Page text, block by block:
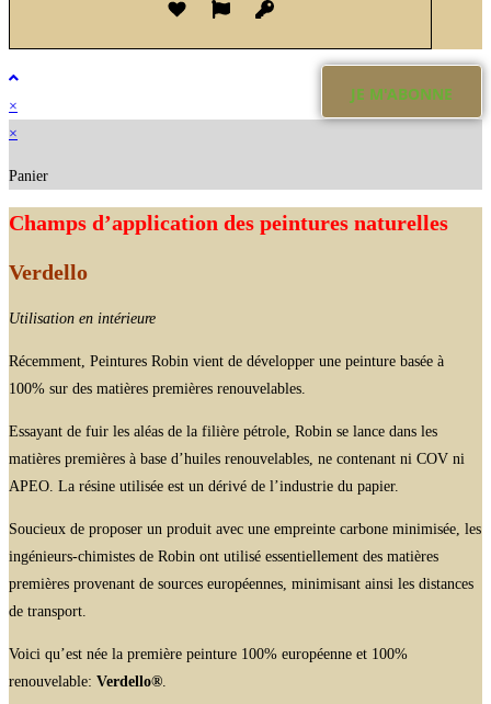
×
×
Panier
Champs d’application des peintures naturelles
Verdello
Utilisation en intérieure
Récemment, Peintures Robin vient de développer une peinture basée à
100% sur des matières premières renouvelables.
Essayant de fuir les aléas de la filière pétrole, Robin se lance dans les
matières premières à base d’huiles renouvelables, ne contenant ni COV ni
APEO. La résine utilisée est un dérivé de l’industrie du papier.
Soucieux de proposer un produit avec une empreinte carbone minimisée, les
ingénieurs-chimistes de Robin ont utilisé essentiellement des matières
premières provenant de sources européennes, minimisant ainsi les distances
de transport.
Voici qu’est née la première peinture 100% européenne et 100%
renouvelable: Verdello®.